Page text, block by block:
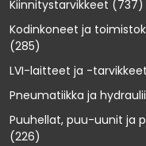
Kiinnitystarvikkeet (737)
Kodinkoneet ja
(285)
LVI-laitteet ja -tarvikkeet
Pneumatiikka ja
Puuhellat, puu-uunit ja
(226)